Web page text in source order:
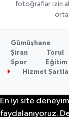
fotoğraflar izin
Gümüşhane
Şiran
Torul
Spor
Eğitim
Hizmet
En iyi site
faydalanıyoruz.